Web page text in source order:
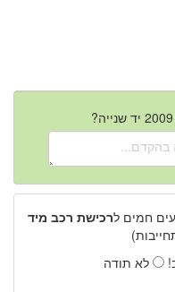
חמים לרכישת רכב מיד
לא תודה